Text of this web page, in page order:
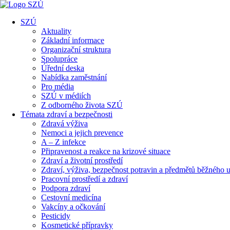
SZÚ
Aktuality
Základní informace
Organizační struktura
Spolupráce
Úřední deska
Nabídka zaměstnání
Pro média
SZÚ v médiích
Z odborného života SZÚ
Témata zdraví a bezpečnosti
Zdravá výživa
Nemoci a jejich prevence
A – Z infekce
Připravenost a reakce na krizové situace
Zdraví a životní prostředí
Zdraví, výživa, bezpečnost potravin a předmětů běžného
Pracovní prostředí a zdraví
Podpora zdraví
Cestovní medicína
Vakcíny a očkování
Pesticidy
Kosmetické přípravky